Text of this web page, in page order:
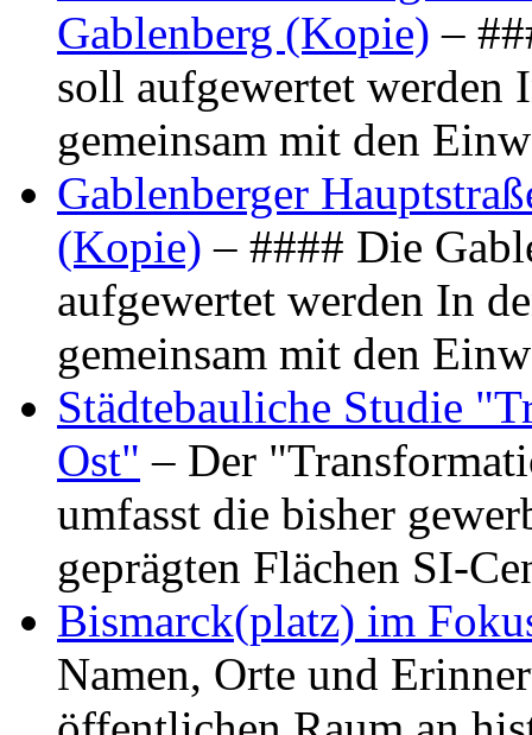
Gablenberg (Kopie) –
soll aufgewertet werden
gemeinsam mit den
Gablenberger
(Kopie) – #### Die
aufgewertet werden In
gemeinsam mit den
Städtebauliche Studie
Ost" – Der
umfasst die bisher
geprägten Flächen SI-
Bismarck(platz) im
Namen, Orte und